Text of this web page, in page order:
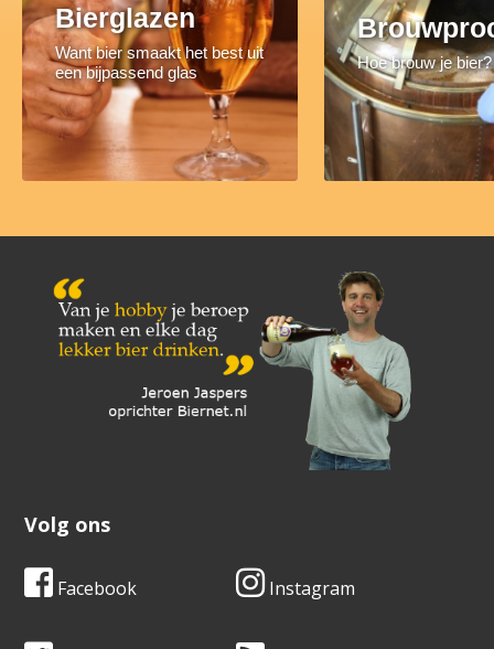
Bierglazen
Want bier smaakt het best uit
een bijpassend glas
Hoe brouw je bier?
Volg ons
Facebook Instagram